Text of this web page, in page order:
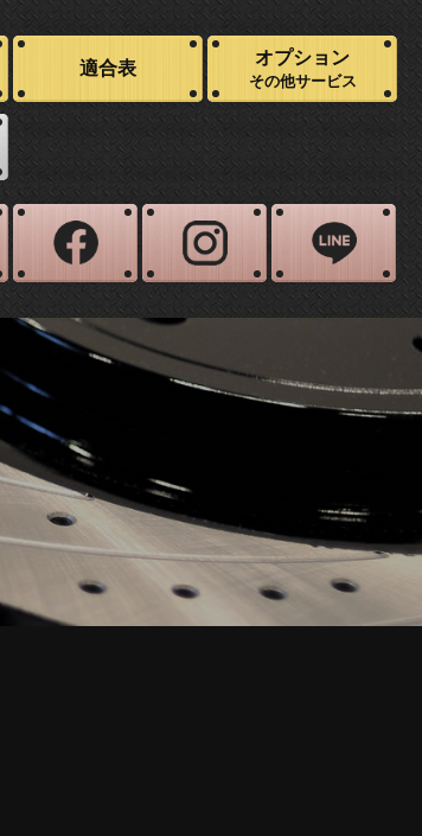
適合表
オプション
その他サービス